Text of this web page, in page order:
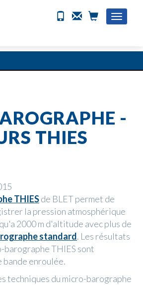
Toggle
-
THIES
THIESde BLET permet de
la pression atmosphérique
2000 m d'altitude avec plus de
standard. Les résultats
barographe THIES sont
bande enroulée.
techniques du micro-barographe